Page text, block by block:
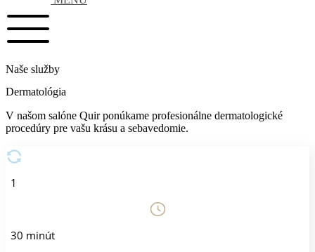
Naše služby
Dermatológia
V našom salóne Quir ponúkame profesionálne dermatologické
procedúry pre vašu krásu a sebavedomie.
1
30 minút